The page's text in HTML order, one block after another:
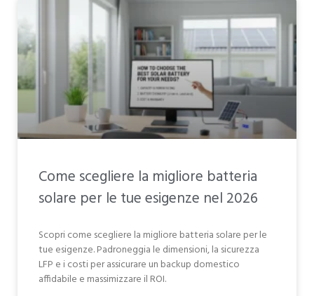
Come scegliere la migliore batteria
solare per le tue esigenze nel 2026
Scopri come scegliere la migliore batteria solare per le
tue esigenze. Padroneggia le dimensioni, la sicurezza
LFP e i costi per assicurare un backup domestico
affidabile e massimizzare il ROI.